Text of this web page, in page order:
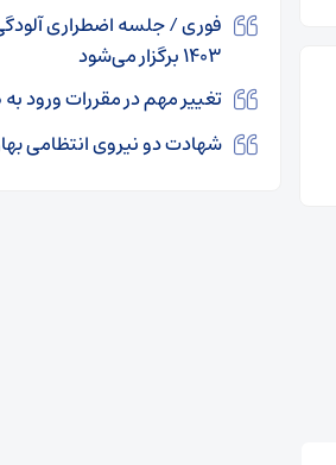
۱۴۰۳ برگزار می‌شود
تغییر مهم در مقررات ورود
شهادت دو نیروی انتظامی